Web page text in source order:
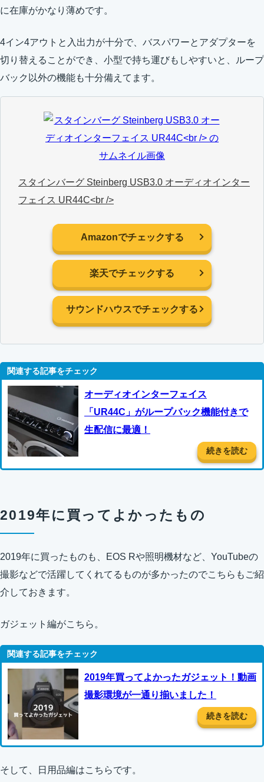
に在庫がかなり薄めです。
4イン4アウトと入出力が十分で、バスパワーとアダプターを
切り替えることができ、小型で持ち運びもしやすいと、ループ
バック以外の機能も十分備えてます。
スタインバーグ Steinberg USB3.0 オーディオインター
フェイス UR44C<br />
Amazonでチェックする
楽天でチェックする
サウンドハウスでチェックする
オーディオインターフェイス
「UR44C」がループバック機能付きで
生配信に最適！
続きを読む
2019年に買ってよかったもの
2019年に買ったものも、EOS Rや照明機材など、YouTubeの
撮影などで活躍してくれてるものが多かったのでこちらもご紹
介しておきます。
ガジェット編がこちら。
2019年買ってよかったガジェット！動画
撮影環境が一通り揃いました！
続きを読む
そして、日用品編はこちらです。